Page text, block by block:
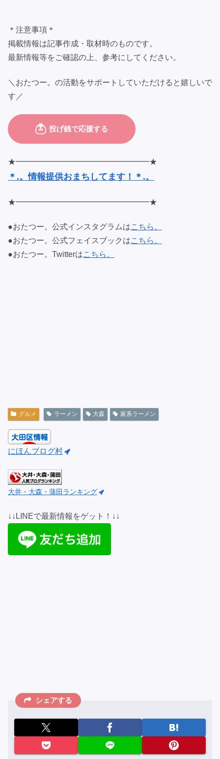
＊注意事項＊
掲載情報は記事作成・取材時のものです。
最新情報等をご確認の上、参考にしてください。
＼おたつー。の活動をサポートしていただけると嬉しいで
す／
★━━━━━━━━━━━━━━━━━★
＊.。情報提供おまちしてます！＊.。
★━━━━━━━━━━━━━━━━━★
●おたつー。公式インスタグラムはこちら。
●おたつー。公式フェイスブックはこちら。
●おたつー。Twitterはこちら。
グルメ ラーメン 大森 家系ラーメン
にほんブログ村
大井・大森・蒲田ランキング
↓↓LINEで最新情報をゲット！↓↓
シェアする